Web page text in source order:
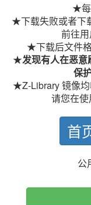
★每
★下载失败或者下
前往
★下载后文件
★发现有人在恶
保
★Z-Library 镜像均
请您在使
首
公